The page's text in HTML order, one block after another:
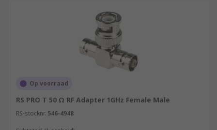
Test and measurement
Communications
LAN
Antennas
Op voorraad
RS PRO T 50 Ω RF Adapter 1GHz Female Male
RS-stocknr. 546-4948